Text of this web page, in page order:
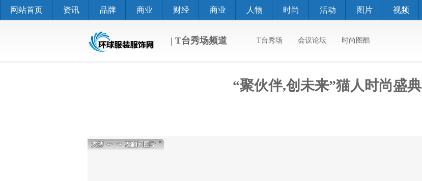
网站首页 资讯 品牌 商业 财经 商业 人物 时尚 活动 图片 视频
| T台秀场频道 T台秀场 会议论坛 时尚图酷
“聚伙伴,创未来”猫人时尚盛典